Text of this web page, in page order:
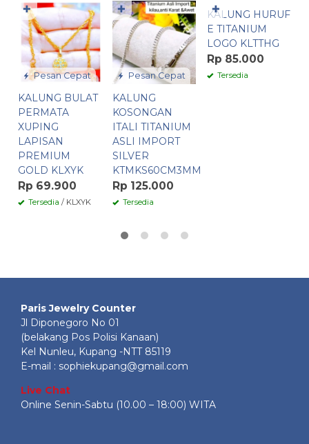
Pesan Cepat
KALUNG BULAT
PERMATA
XUPING
LAPISAN
PREMIUM
GOLD KLXYK
Rp 69.900
Tersedia / KLXYK
✚
Pesan Cepat
KALUNG
KOSONGAN
ITALI TITANIUM
ASLI IMPORT
SILVER
KTMKS60CM3MM
Rp 125.000
Tersedia
✚
KALUNG HURUF
E TITANIUM
LOGO KLTTHG
Rp 85.000
Tersedia
✚
Paris Jewelry Counter
Jl Diponegoro No 01
(belakang Pos Polisi Kanaan)
Kel Nunleu, Kupang -NTT 85119
E-mail : sophiekupang@gmail.com
Live Chat
Online Senin-Sabtu (10.00 – 18:00) WITA